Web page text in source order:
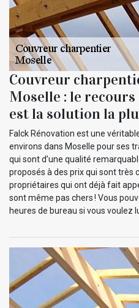
Couvreur
Moselle : le
est la solution la
Falck Rénovation est une
environs dans Moselle pour ses
qui sont d’une qualité
proposés à des prix qui sont très
propriétaires qui ont déjà fait
sont même pas chers ! Vous
heures de bureau si vous voulez